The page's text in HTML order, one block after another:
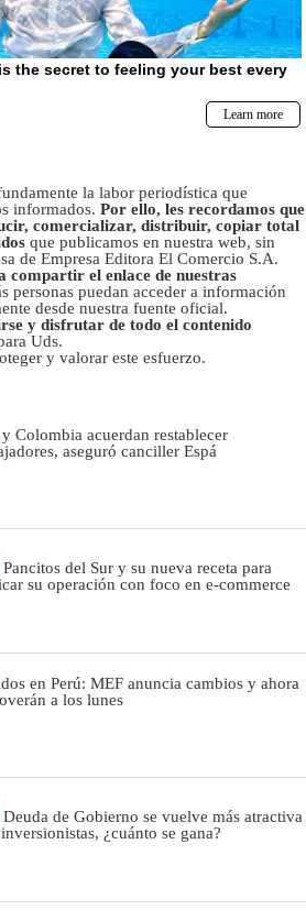
la labor periodística que
informados. Por ello, les recordamos que
comercializar, distribuir, copiar total
que publicamos en nuestra web, sin
de Empresa Editora El Comercio S.A.
compartir el enlace de nuestras
personas puedan acceder a información
desde nuestra fuente oficial.
y disfrutar de todo el contenido
Uds.
y valorar este esfuerzo.
y Colombia acuerdan restablecer
aseguró canciller Espá
Pancitos del Sur y su nueva receta para
su operación con foco en e-commerce
en Perú: MEF anuncia cambios y ahora
a los lunes
Deuda de Gobierno se vuelve más atractiva
¿cuánto se gana?